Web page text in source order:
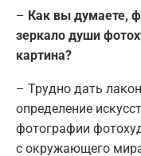
– Как вы думаете,
зеркало души
картина?
– Трудно дать
определение
фотографии
с окружающего